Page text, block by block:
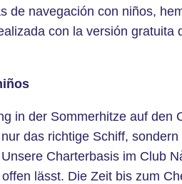
de navegación con niños,
con la versión gratuita
in der Sommerhitze auf den
das richtige Schiff,
Charterbasis im Club
lässt. Die Zeit bis zum